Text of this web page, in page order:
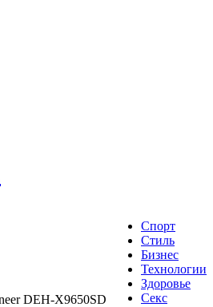
Спорт
Стиль
Бизнес
Технологии
Здоровье
Секс
DEH-X9650SD